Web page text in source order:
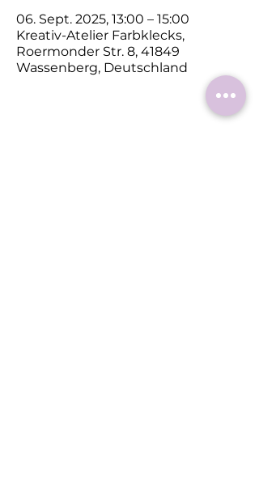
06. Sept. 2025, 13:00 – 15:00
Kreativ-Atelier Farbklecks,
Roermonder Str. 8, 41849
Wassenberg, Deutschland